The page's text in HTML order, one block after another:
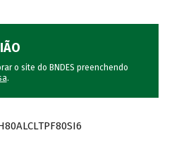
o site do BNDES preenchendo
.